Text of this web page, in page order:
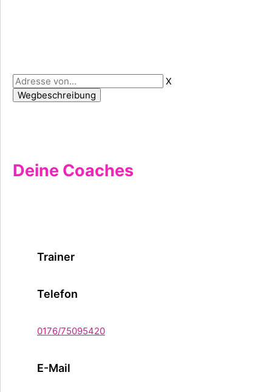
X
Deine Coaches
Trainer
Telefon
0176/75095420
E-Mail